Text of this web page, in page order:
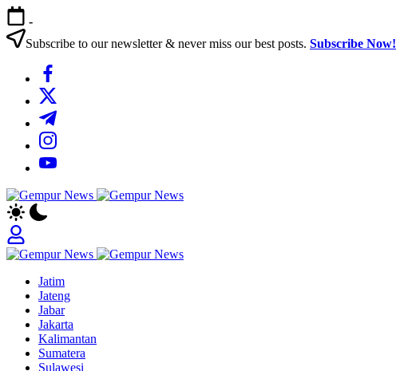
Skip
to
content
-
Subscribe to our newsletter & never miss our best posts. Subscribe Now!
https://www.facebook.com/
https://twitter.com/
https://t.me/
https://www.instagram.com/
https://youtube.com/
Gempur
Jelajah
Informasi
Dunia
Tanpa
Gempur
Informasi
Dunia
Tanpa
Batas
Jatim
Jateng
Jabar
Jakarta
Kalimantan
Sumatera
Sulawesi